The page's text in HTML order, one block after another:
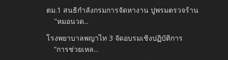
ตม.1 สนธิกำลังกรมการจัดหางาน ปูพรมตรวจร้าน
"หมอนวด...
โรงพยาบาลพญาไท 3 จัดอบรมเชิงปฏิบัติการ
“การช่วยเหล...